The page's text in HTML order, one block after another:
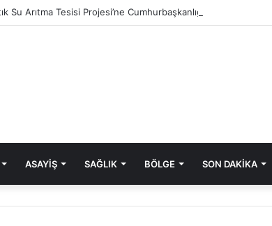
Su Arıtma Tesisi Projesi’ne Cumhurbaşkanlığı onayı
ASAYIŞ SAĞLIK BÖLGE SON DAKIKA